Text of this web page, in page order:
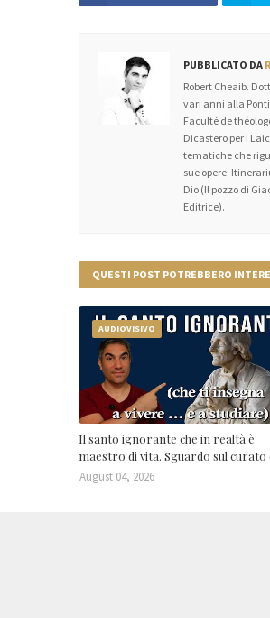
PUBBLICATO DA
Robert Cheaib.
vari anni alla
Faculté de
Dicastero per i
tematiche che
sue opere:
Dio (Il pozzo di
Editrice).
QUESTI POST POTREBBERO
AUDIOVISIVO
Il santo ignorante che in realtà è
maestro di vita. Sguardo sul curato
August 04, 2026